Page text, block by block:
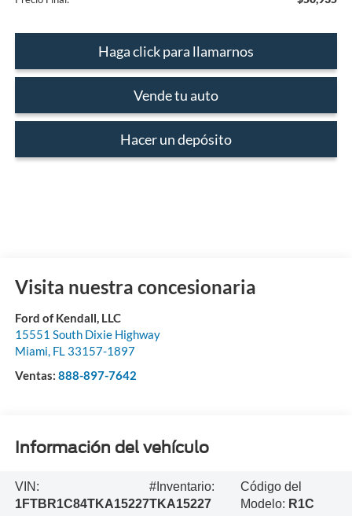
Haga click para llamarnos
Vende tu auto
Hacer un depósito
Visita nuestra concesionaria
Ford of Kendall, LLC
15551 South Dixie Highway
Miami, FL 33157-1897
Ventas: 888-897-7642
Información del vehículo
VIN:
1FTBR1C84TKA15227
#Inventario:
TKA15227
Código del
Modelo: R1C